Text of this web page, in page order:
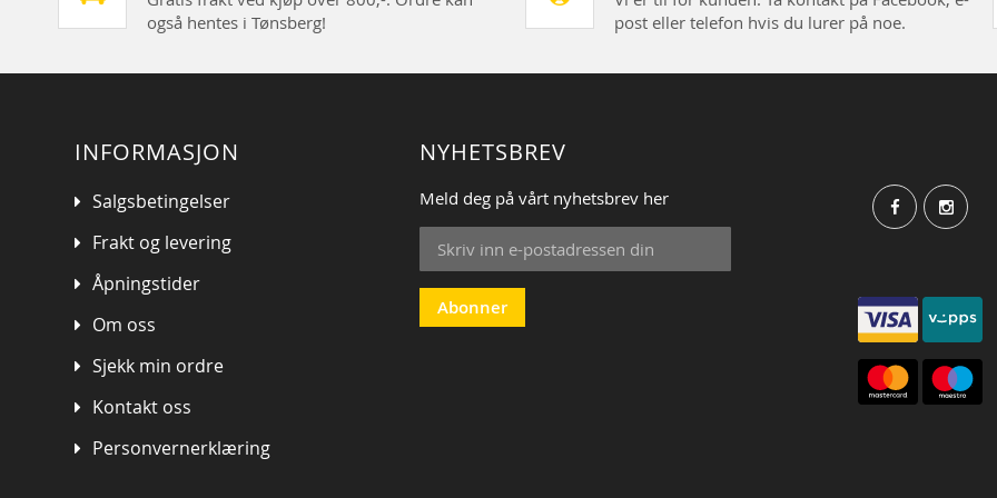
også hentes i Tønsberg!
post eller telefon hvis du lurer på noe.
INFORMASJON
Salgsbetingelser
Frakt og levering
Åpningstider
Om oss
Sjekk min ordre
Kontakt oss
Personvernerklæring
NYHETSBREV
Meld deg på vårt nyhetsbrev her
Sign
Up
for
Our
Newsletter:
Abonner